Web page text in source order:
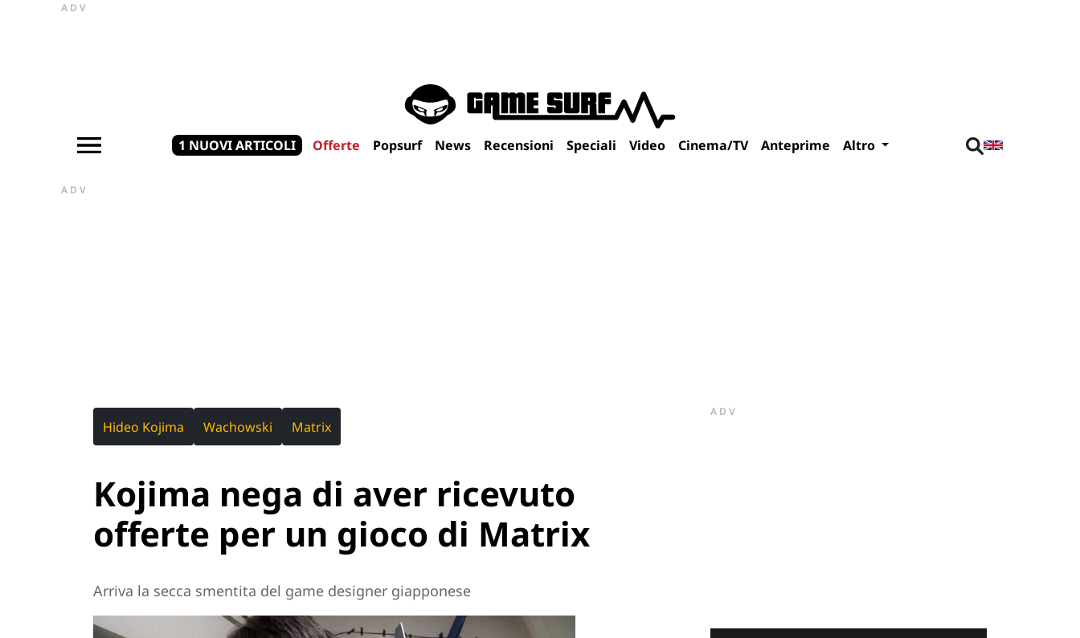
ADV
1 NUOVI ARTICOLI Offerte Popsurf News Recensioni Speciali Video Cinema/TV Anteprime Altro
ADV
Hideo Kojima Wachowski Matrix
Kojima nega di aver ricevuto
offerte per un gioco di Matrix
Arriva la secca smentita del game designer giapponese
ADV